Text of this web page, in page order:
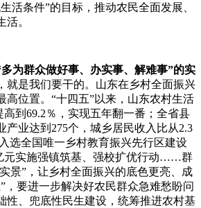
活条件”的目标，推动农民全面发展、
。
为群众做好事、办实事、解难事”的实
就是我们要干的。山东在乡村全面振兴
高位置。“十四五”以来，山东农村生活
高到69.2％，实现五年翻一番；全省县
产业达到275个，城乡居民收入比从2.3
选全国唯一乡村教育振兴先行区建设
元实施强镇筑基、强校扩优行动……群
景”，让乡村全面振兴的底色更亮、成
，要进一步解决好农民群众急难愁盼问
性、兜底性民生建设，统筹推进农村基